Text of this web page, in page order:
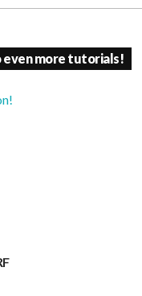
even more tutorials!